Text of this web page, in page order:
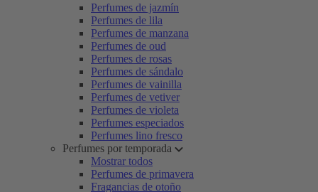
Perfumes de jazmín
Perfumes de lila
Perfumes de manzana
Perfumes de oud
Perfumes de rosas
Perfumes de sándalo
Perfumes de vainilla
Perfumes de vetiver
Perfumes de violeta
Perfumes especiados
Perfumes lino fresco
Perfumes por temporada
Mostrar todos
Perfumes de primavera
Fragancias de otoño